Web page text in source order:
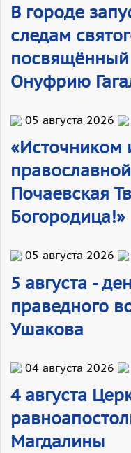
В городе
следам
Онуфрию
05 августа 2026
«Источником
Почаевская
Богородица!»
05 августа 2026
5 августа -
праведного
Ушакова
04 августа 2026
4 августа
Магдалины